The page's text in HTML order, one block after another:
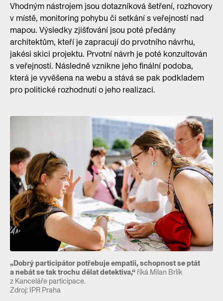
Vhodným nástrojem jsou dotazníková šetření, rozhovory
v místě, monitoring pohybu či setkání s veřejností nad
mapou. Výsledky zjišťování jsou poté předány
architektům, kteří je zapracují do prvotního návrhu,
jakési skici projektu. Prvotní návrh je poté konzultován
s veřejností. Následně vznikne jeho finální podoba,
která je vyvěšena na webu a stává se pak podkladem
pro politické rozhodnutí o jeho realizaci.
„Dobrý participátor potřebuje empatii, schopnost se ptát
a nebát se tak trochu dělat detektiva,“ říká Milan Brlík
z Kanceláře participace.
Zdroj: IPR Praha